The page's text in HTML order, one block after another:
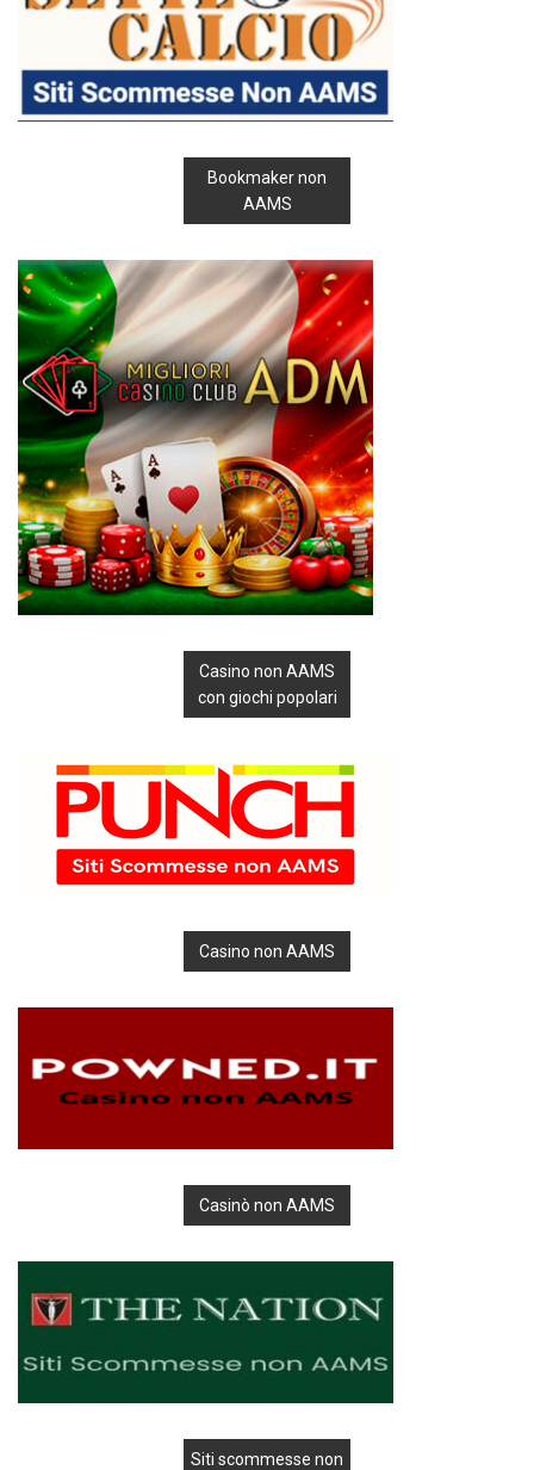
Bookmaker non
AAMS
Casino non AAMS
con giochi popolari
Casino non AAMS
Casinò non AAMS
Siti scommesse non